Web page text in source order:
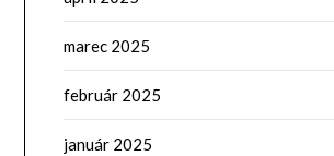
marec 2025
február 2025
január 2025